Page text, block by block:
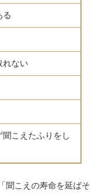
る
れない
こえたふりをし
聞こえの寿命を延ばそ